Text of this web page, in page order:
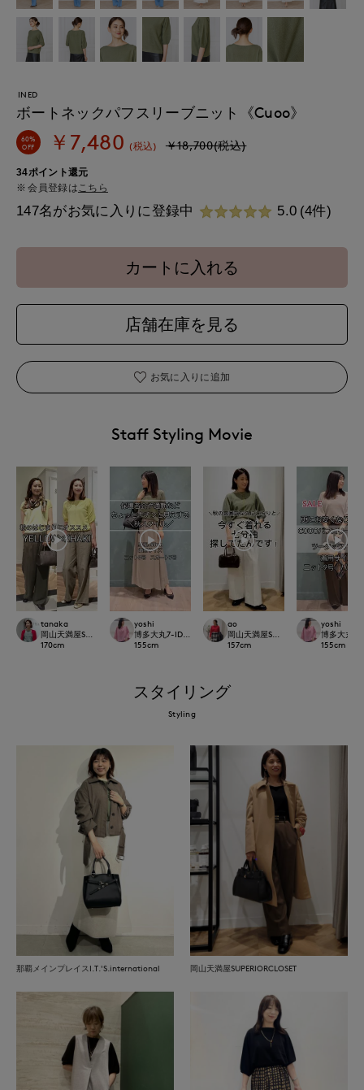
INED
ボートネックパフスリーブニット《Cuoo》
60%
OFF
￥7,480 (税込) ￥18,700(税込)
34ポイント還元
会員登録は こちら
147名がお気に入りに登録中 5.0 (4件)
カートに入れる
店舗在庫を見る
お気に入りに追加
Staff Styling Movie
tanaka
岡山天満屋SUPERIORCLOSET
170cm
yoshi
博多大丸7-IDconcept.
155cm
ao
岡山天満屋SUPERIORCLOSET
157cm
yoshi
博多大丸
155cm
スタイリング
Styling
那覇メインプレイスI.T.'S.international 岡山天満屋SUPERIORCLOSET